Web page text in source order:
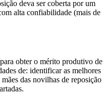
deva ser coberta por um
alta confiabilidade (mais de
obter o mérito produtivo de
de: identificar as melhores
das novilhas de reposição